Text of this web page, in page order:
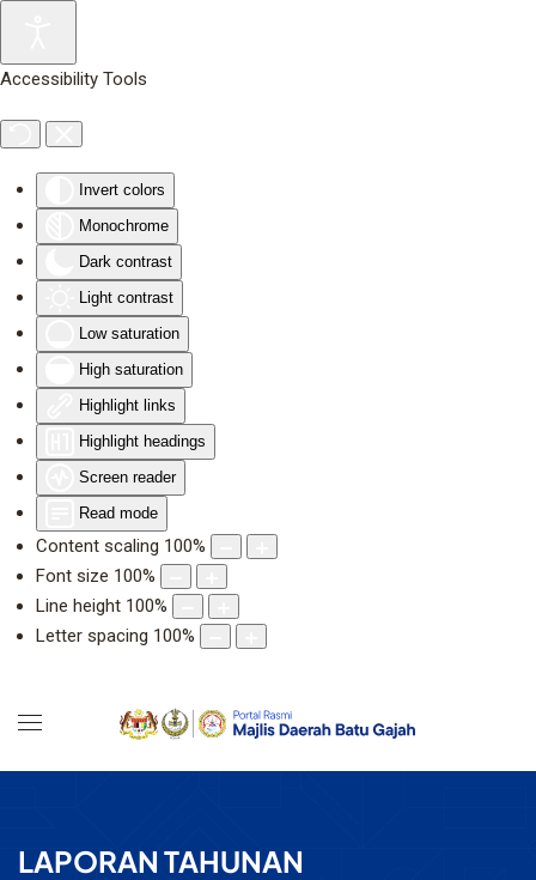
Accessibility Tools
Invert colors
Monochrome
Dark contrast
Light contrast
Low saturation
High saturation
Highlight links
Highlight headings
Screen reader
Read mode
Content scaling 100%
Font size 100%
Line height 100%
Letter spacing 100%
LAPORAN TAHUNAN